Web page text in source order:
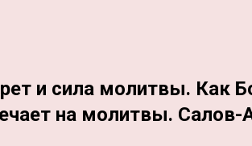
и сила молитвы. Как
на молитвы. Салов-